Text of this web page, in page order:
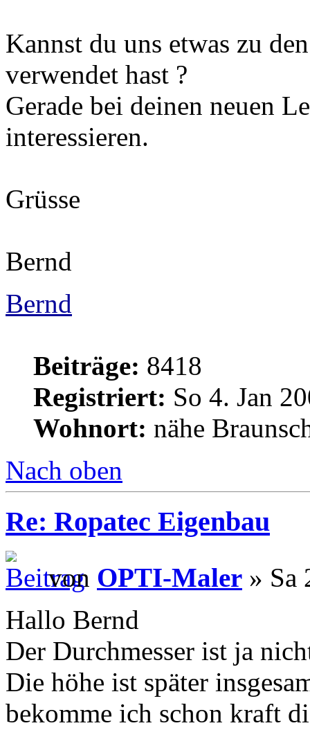
Kannst du uns etwas zu
verwendet hast ?
Gerade bei deinen neuen
interessieren.
Grüsse
Bernd
Bernd
Beiträge: 8418
Registriert: So 4. Jan
Wohnort: nähe
Nach oben
Re: Ropatec Eigenbau
von OPTI-Maler » Sa
Hallo Bernd
Der Durchmesser ist ja
Die höhe ist später
bekomme ich schon kraft